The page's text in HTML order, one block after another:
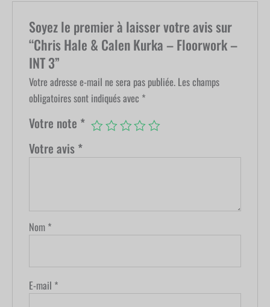
Soyez le premier à laisser votre avis sur
“Chris Hale & Calen Kurka – Floorwork –
INT 3”
Votre adresse e-mail ne sera pas publiée. Les champs
obligatoires sont indiqués avec *
Votre note *
Votre avis *
Nom *
E-mail *